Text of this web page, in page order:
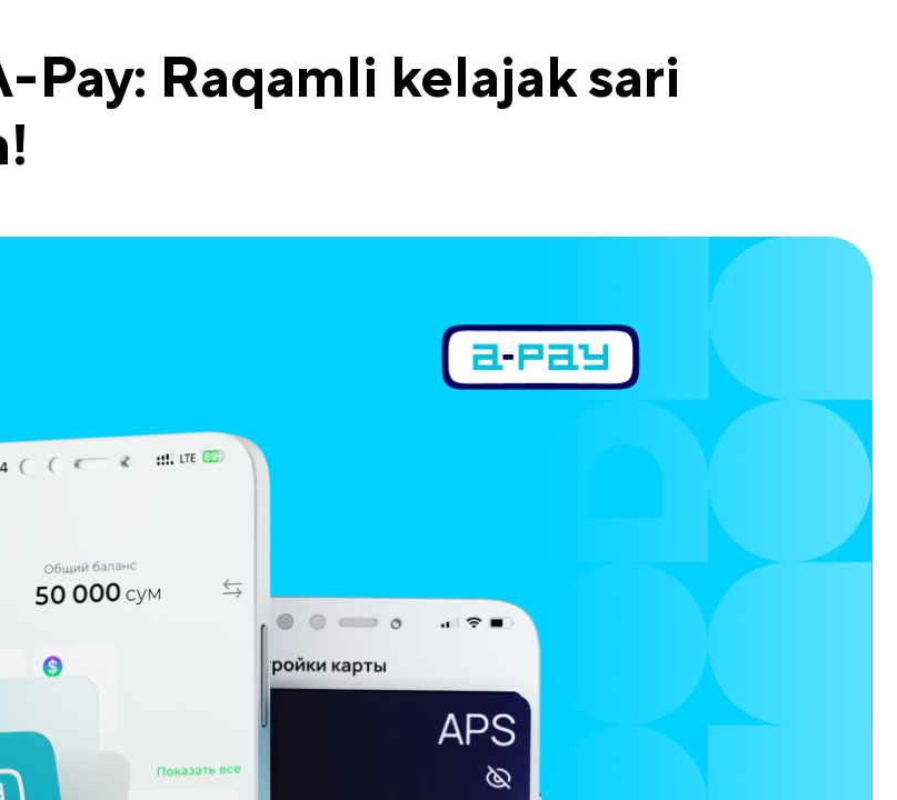
Pay: Raqamli kelajak sari